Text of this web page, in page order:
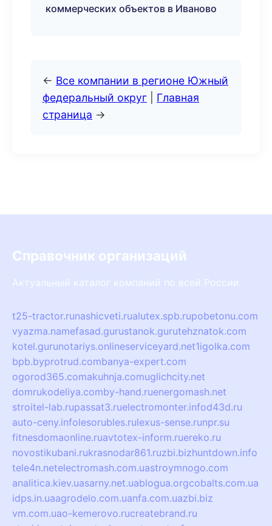
коммерческих объектов в Иваново
← Все компании в регионе Южный
федеральный округ
Главная
страница →
Справочник организаций
Актуальный каталог компаний по всей России
t25-tractor.runashicveti.rualutex.spb.rupobetonu.com
vyazma.namefasad.gurustanok.gurutehznatok.com
kotel.gurunotariys.onlineserviceyard.net1igolka.com
bpb.byprotrud.combanya-expert.com
ogorod365.comakuhnja.comuglichcity.net
domrukodeliya.comby-hand.ruenergomash.net
stroitel-lab.rupassat3.ruelectromonter.infod43d.ru
auto-ceny.infolesorubles.rulexus-sense.runpr.su
fitnesdomaonline.ruavtotex-inform.ruereko.ru
novostikubani.rukrasnodar861.ruzbi.bizhuntdown.info
tele4n.netelectromash.com.uastroymnogo.com
analitica.kiev.uasarny.net.uablogua.orgcobalts.com.ua
idps.in.uaagrodelo.com.uanfa.com.uazbi.biz
vm.com.uao-kemerovo.rucreatebrand.ru